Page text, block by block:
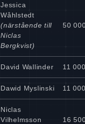
Jessica
Wåhlstedt
(närstående till
Niclas
Bergkvist)
50
David Wallinder 11
Dawid Myslinski 11
Niclas
Vilhelmsson
16